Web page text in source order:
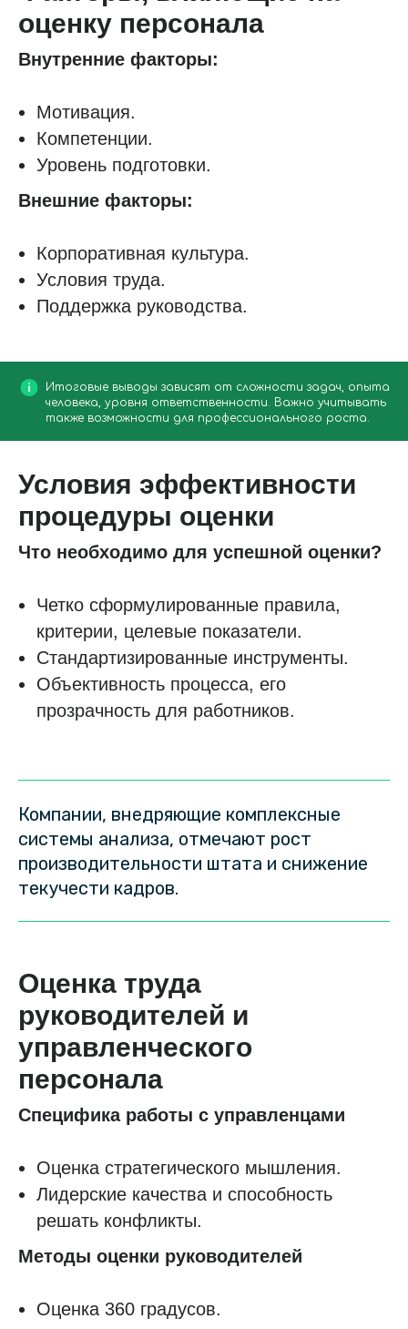
оценку персонала
Внутренние факторы:
Мотивация.
Компетенции.
Уровень подготовки.
Внешние факторы:
Корпоративная культура.
Условия труда.
Поддержка руководства.
Итоговые выводы зависят от сложности задач, опыта
человека, уровня ответственности. Важно учитывать
также возможности для профессионального роста.
Условия эффективности
процедуры оценки
Что необходимо для успешной оценки?
Четко сформулированные правила,
критерии, целевые показатели.
Стандартизированные инструменты.
Объективность процесса, его
прозрачность для работников.
Компании, внедряющие комплексные
системы анализа, отмечают рост
производительности штата и снижение
текучести кадров.
Оценка труда
руководителей и
управленческого
персонала
Специфика работы с управленцами
Оценка стратегического мышления.
Лидерские качества и способность
решать конфликты.
Методы оценки руководителей
Оценка 360 градусов.